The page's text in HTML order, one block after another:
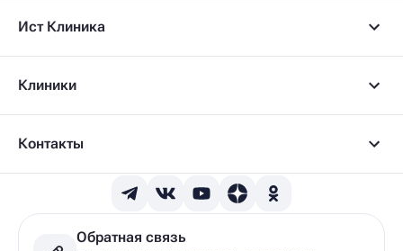
Ист Клиника
Клиники
Контакты
Обратная связь